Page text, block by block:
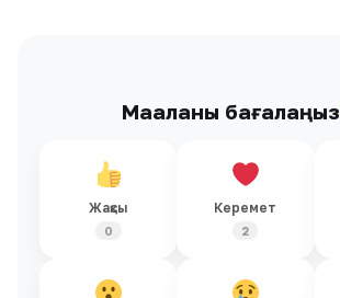
Мақаланы бағалаңыз
Жақсы
0
Керемет
2